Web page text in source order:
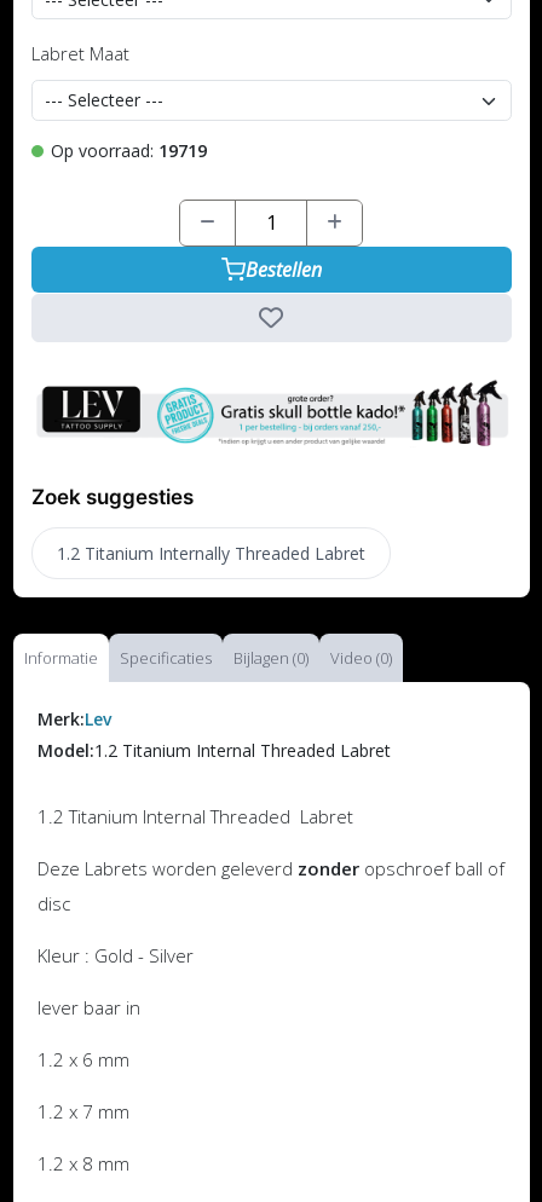
Labret Maat
Op voorraad: 19719
Bestellen
Zoek suggesties
1.2 Titanium Internally Threaded Labret
Informatie Specificaties Bijlagen (0) Video (0)
Merk:Lev
Model:1.2 Titanium Internal Threaded Labret
1.2 Titanium Internal Threaded Labret
Deze Labrets worden geleverd zonderopschroef ball of
disc
Kleur : Gold - Silver
lever baar in
1.2 x 6 mm
1.2 x 7 mm
1.2 x 8 mm